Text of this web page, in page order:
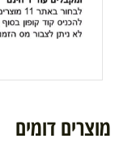
מוצרים דומים